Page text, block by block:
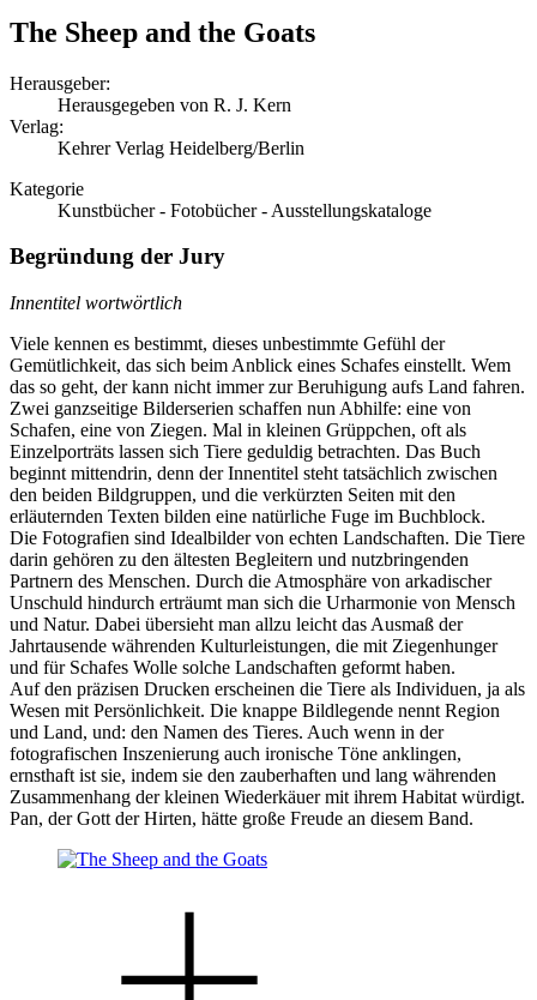
The Sheep and the Goats
Herausgeber:
Herausgegeben von R. J. Kern
Verlag:
Kehrer Verlag Heidelberg/Berlin
Kategorie
Kunstbücher - Fotobücher - Ausstellungskataloge
Begründung der Jury
Innentitel wortwörtlich
Viele kennen es bestimmt, dieses unbestimmte Gefühl der
Gemütlichkeit, das sich beim Anblick eines Schafes einstellt. Wem
das so geht, der kann nicht immer zur Beruhigung aufs Land fahren.
Zwei ganzseitige Bilderserien schaffen nun Abhilfe: eine von
Schafen, eine von Ziegen. Mal in kleinen Grüppchen, oft als
Einzelporträts lassen sich Tiere geduldig betrachten. Das Buch
beginnt mittendrin, denn der Innentitel steht tatsächlich zwischen
den beiden Bildgruppen, und die verkürzten Seiten mit den
erläuternden Texten bilden eine natürliche Fuge im Buchblock.
Die Fotografien sind Idealbilder von echten Landschaften. Die Tiere
darin gehören zu den ältesten Begleitern und nutzbringenden
Partnern des Menschen. Durch die Atmosphäre von arkadischer
Unschuld hindurch erträumt man sich die Urharmonie von Mensch
und Natur. Dabei übersieht man allzu leicht das Ausmaß der
Jahrtausende währenden Kulturleistungen, die mit Ziegenhunger
und für Schafes Wolle solche Landschaften geformt haben.
Auf den präzisen Drucken erscheinen die Tiere als Individuen, ja als
Wesen mit Persönlichkeit. Die knappe Bildlegende nennt Region
und Land, und: den Namen des Tieres. Auch wenn in der
fotografischen Inszenierung auch ironische Töne anklingen,
ernsthaft ist sie, indem sie den zauberhaften und lang währenden
Zusammenhang der kleinen Wiederkäuer mit ihrem Habitat würdigt.
Pan, der Gott der Hirten, hätte große Freude an diesem Band.